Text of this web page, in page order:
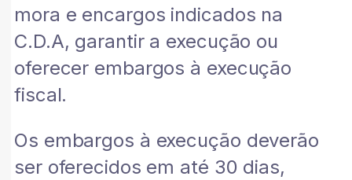
mora e encargos indicados na
C.D.A, garantir a execução ou
oferecer embargos à execução
fiscal.
Os embargos à execução deverão
ser oferecidos em até 30 dias,